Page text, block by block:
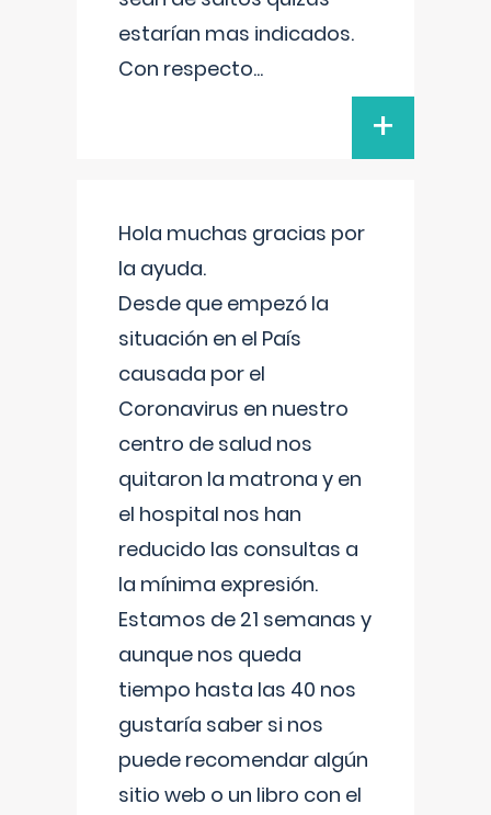
estarían mas indicados.
Con respecto...
+
Hola muchas gracias por
la ayuda.
Desde que empezó la
situación en el País
causada por el
Coronavirus en nuestro
centro de salud nos
quitaron la matrona y en
el hospital nos han
reducido las consultas a
la mínima expresión.
Estamos de 21 semanas y
aunque nos queda
tiempo hasta las 40 nos
gustaría saber si nos
puede recomendar algún
sitio web o un libro con el